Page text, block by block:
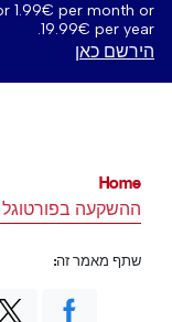
1.99€ per month or
19.99€ per year.
הירשם כאן
Home
ההשקעה
שתף מאמר זה: